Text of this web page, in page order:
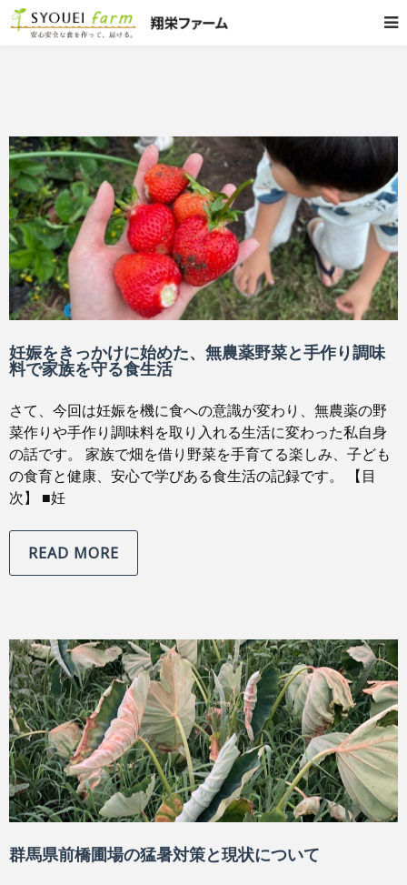
妊娠をきっかけに始めた、無農薬野菜と手作り調味
料で家族を守る食生活
さて、今回は妊娠を機に食への意識が変わり、無農薬の野
菜作りや手作り調味料を取り入れる生活に変わった私自身
の話です。 家族で畑を借り野菜を手育てる楽しみ、子ども
の食育と健康、安心で学びある食生活の記録です。 【目
次】 ■妊
READ MORE
群馬県前橋圃場の猛暑対策と現状について